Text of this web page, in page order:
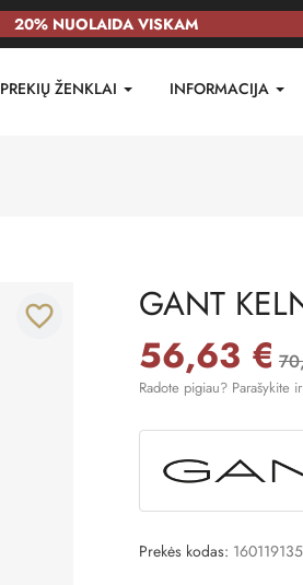
20% NUOLAIDA VISKAM
PREKIŲ ŽENKLAI INFORMACIJA
favorite_border GANT
56,63 €
Radote pigiau? Parašykite
Prekės kodas: